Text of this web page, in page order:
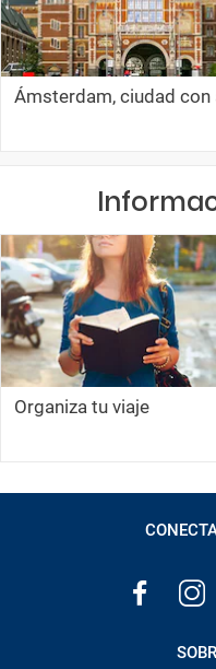
Ámsterdam, ciudad con
Organiza tu viaje